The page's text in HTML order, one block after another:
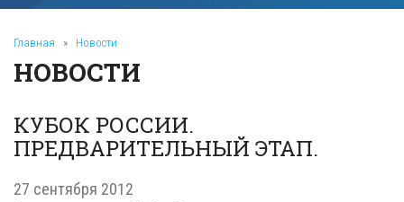
Главная » Новости
НОВОСТИ
КУБОК РОССИИ.
ПРЕДВАРИТЕЛЬНЫЙ ЭТАП.
27 сентября 2012